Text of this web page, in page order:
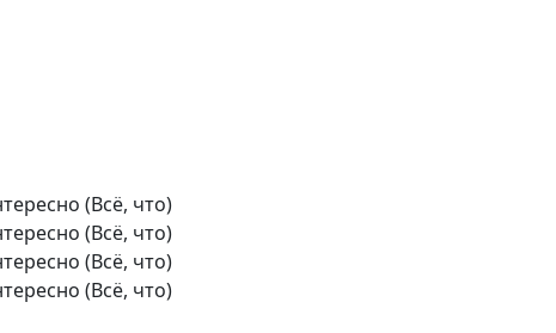
(Всё, что)
(Всё, что)
(Всё, что)
(Всё, что)